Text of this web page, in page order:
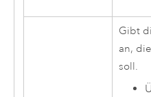
Gibt
an,
soll.